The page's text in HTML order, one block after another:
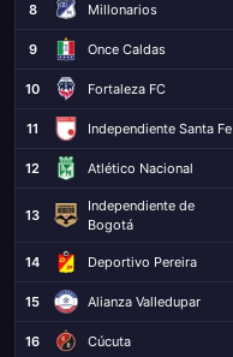
8 Millonarios
9 Once Caldas
10 Fortaleza FC
11 Independiente Santa Fe
12 Atlético Nacional
13
Independiente de
Bogotá
14 Deportivo Pereira
15 Alianza Valledupar
16 Cúcuta